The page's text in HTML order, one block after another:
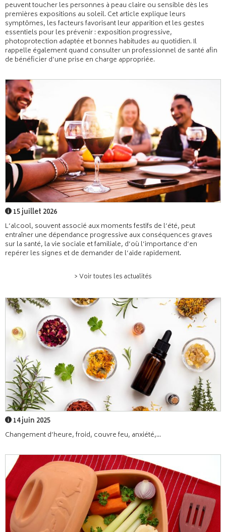
peuvent toucher les personnes à peau claire ou sensible dès les
premières expositions au soleil. Cet article explique leurs
symptômes, les facteurs favorisant leur apparition et les gestes
essentiels pour les prévenir : exposition progressive,
photoprotection adaptée et bonnes habitudes au quotidien. Il
rappelle également quand consulter un professionnel de santé afin
de bénéficier d’une prise en charge appropriée.
15 juillet 2026
L’alcool, souvent associé aux moments festifs de l’été, peut
entraîner une dépendance progressive aux conséquences graves
sur la santé, la vie sociale et familiale, d’où l’importance d’en
repérer les signes et de demander de l’aide rapidement.
> Voir toutes les actualités
14 juin 2025
Changement d’heure, froid, couvre feu, anxiété,...